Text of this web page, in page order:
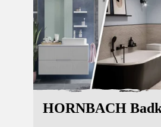
HORNBACH